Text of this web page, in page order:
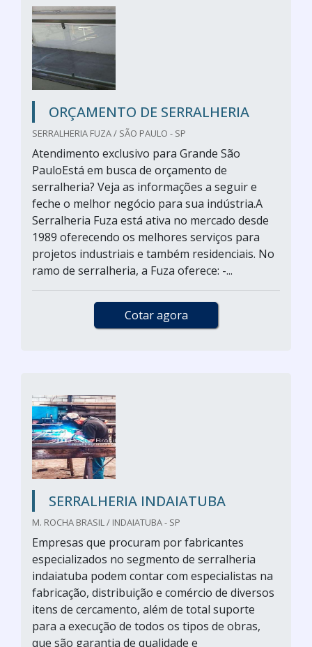
ORÇAMENTO DE SERRALHERIA
SERRALHERIA FUZA / SÃO PAULO - SP
Atendimento exclusivo para Grande São
PauloEstá em busca de orçamento de
serralheria? Veja as informações a seguir e
feche o melhor negócio para sua indústria.A
Serralheria Fuza está ativa no mercado desde
1989 oferecendo os melhores serviços para
projetos industriais e também residenciais. No
ramo de serralheria, a Fuza oferece: -...
Cotar agora
SERRALHERIA INDAIATUBA
M. ROCHA BRASIL / INDAIATUBA - SP
Empresas que procuram por fabricantes
especializados no segmento de serralheria
indaiatuba podem contar com especialistas na
fabricação, distribuição e comércio de diversos
itens de cercamento, além de total suporte
para a execução de todos os tipos de obras,
que são garantia de qualidade e